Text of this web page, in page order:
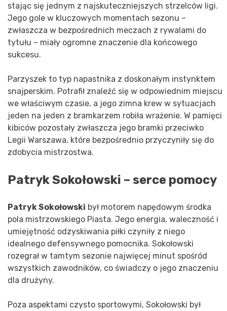
stając się jednym z najskuteczniejszych strzelców ligi.
Jego gole w kluczowych momentach sezonu –
zwłaszcza w bezpośrednich meczach z rywalami do
tytułu – miały ogromne znaczenie dla końcowego
sukcesu.
Parzyszek to typ napastnika z doskonałym instynktem
snajperskim. Potrafił znaleźć się w odpowiednim miejscu
we właściwym czasie, a jego zimna krew w sytuacjach
jeden na jeden z bramkarzem robiła wrażenie. W pamięci
kibiców pozostały zwłaszcza jego bramki przeciwko
Legii Warszawa, które bezpośrednio przyczyniły się do
zdobycia mistrzostwa.
Patryk Sokołowski – serce pomocy
Patryk Sokołowski był motorem napędowym środka
pola mistrzowskiego Piasta. Jego energia, waleczność i
umiejętność odzyskiwania piłki czyniły z niego
idealnego defensywnego pomocnika. Sokołowski
rozegrał w tamtym sezonie najwięcej minut spośród
wszystkich zawodników, co świadczy o jego znaczeniu
dla drużyny.
Poza aspektami czysto sportowymi, Sokołowski był